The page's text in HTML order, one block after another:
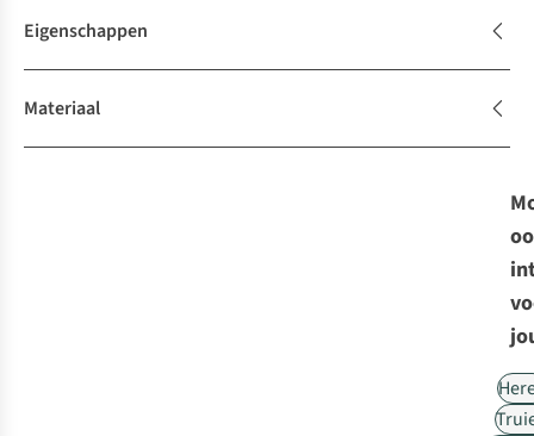
Eigenschappen
Materiaal